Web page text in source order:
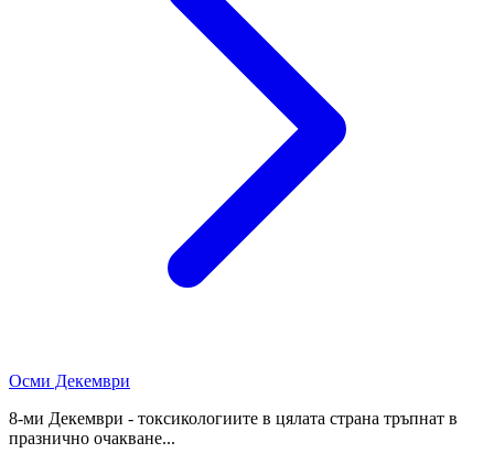
Осми Декември
8-ми Декември - токсикологиите в цялата страна тръпнат в
празнично очакване...